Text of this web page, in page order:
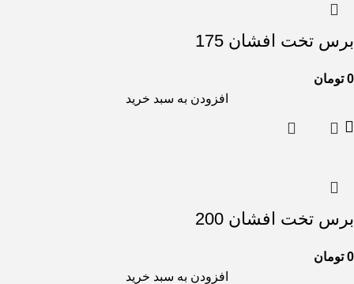
برس تخت افشان 175
0 تومان
افزودن به سبد خرید
برس تخت افشان 200
0 تومان
افزودن به سبد خرید